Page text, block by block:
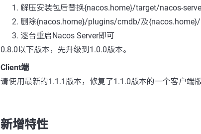
解压安装包后替换{nacos.home}/target/nacos-
删除{nacos.home}/plugins/cmdb/及
逐台重启Nacos Server即可
0.8.0以下版本，先升级到1.0.0版本。
Client端
请使用最新的1.1.1版本，修复了1.1.0版本的一个客户端
新增特性